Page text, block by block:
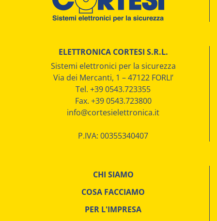
ELETTRONICA CORTESI S.R.L.
Sistemi elettronici per la sicurezza
Via dei Mercanti, 1 – 47122 FORLI’
Tel. +39 0543.723355
Fax. +39 0543.723800
info@cortesielettronica.it
P.IVA: 00355340407
CHI SIAMO
COSA FACCIAMO
PER L'IMPRESA